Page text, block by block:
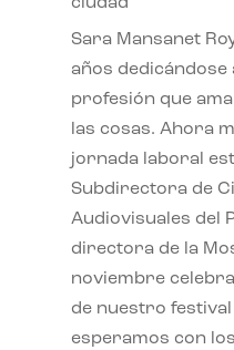
ciudad
Sara Mansanet
años dedicándose
profesión que
las cosas. Ahora
jornada laboral
Subdirectora de
Audiovisuales del
directora de la
noviembre
de nuestro festival
esperamos con